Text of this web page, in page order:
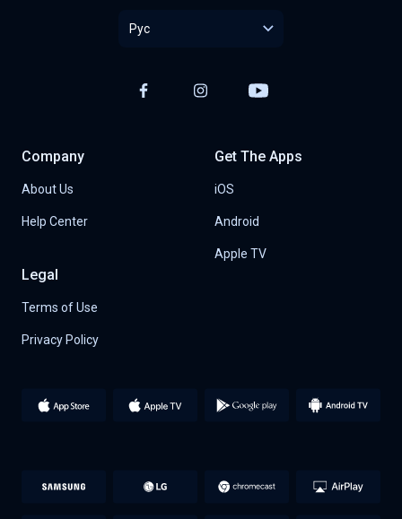
Рус
Company
About Us
Help Center
Get The Apps
iOS
Android
Apple TV
Legal
Terms of Use
Privacy Policy